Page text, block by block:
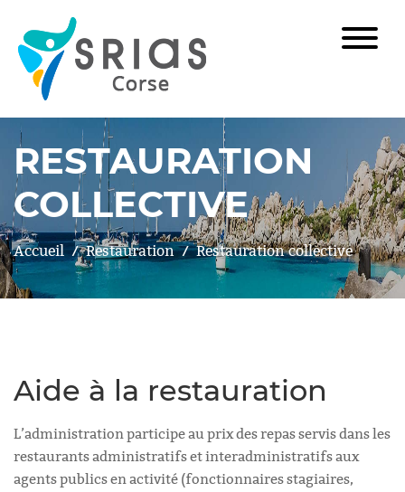
RESTAURATION
COLLECTIVE
Accueil Restauration Restauration collective
Aide à la restauration
L’administration participe au prix des repas servis dans les
restaurants administratifs et interadministratifs aux
agents publics en activité (fonctionnaires stagiaires,